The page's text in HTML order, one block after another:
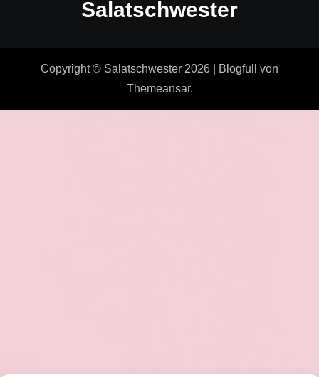
Salatschwester
Copyright © Salatschwester 2026 Blogfull
von
Themeansar.